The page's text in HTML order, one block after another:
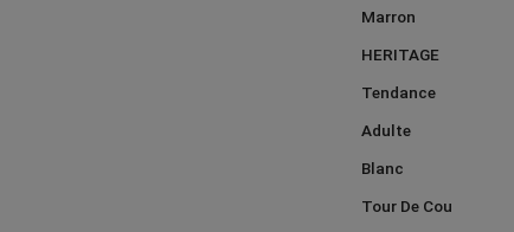
Marron
HERITAGE
Tendance
Adulte
Blanc
Tour De Cou